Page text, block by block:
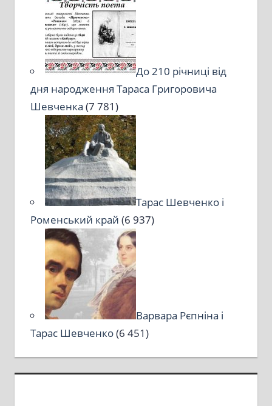
До 210 річниці від
дня народження Тараса Григоровича
Шевченка (7 781)
Тарас Шевченко і
Роменський край (6 937)
Варвара Рєпніна і
Тарас Шевченко(6 451)